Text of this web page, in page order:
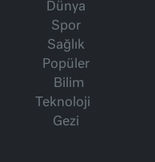
Dünya
Spor
Sağlık
Popüler
Bilim
Teknoloji
Gezi